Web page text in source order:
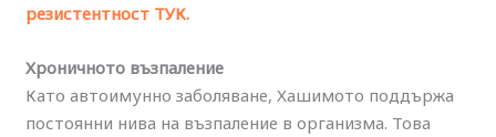
резистентност ТУК.
Хроничното възпаление
Като автоимунно заболяване, Хашимото поддържа
постоянни нива на възпаление в организма. Това